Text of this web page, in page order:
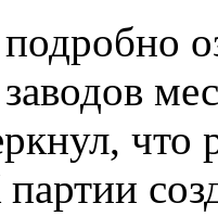
заводов
что